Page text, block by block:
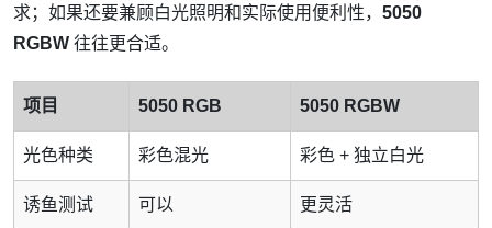
求；如果还要兼顾白光照明和实际使用便利性， 5050
RGBW 往往更合适。
项目 5050 RGB 5050 RGBW
光色种类 彩色混光 彩色 + 独立白光
诱鱼测试 可以 更灵活